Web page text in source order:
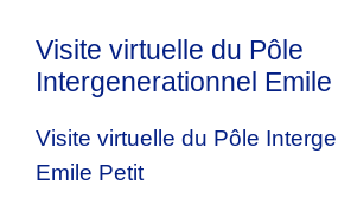
Visite virtuelle du Pôle
Intergenerationnel Emile
Visite virtuelle du Pôle
Emile Petit